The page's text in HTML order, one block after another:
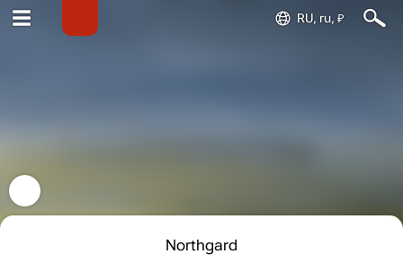
RU, ru, ₽
Northgard